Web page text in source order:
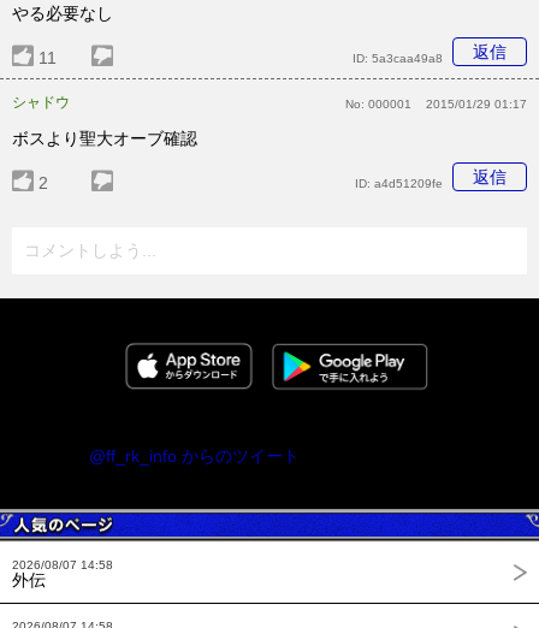
やる必要なし
11 返信
ID: 5a3caa49a8
シャドウ No: 000001 2015/01/29 01:17
ボスより聖大オーブ確認
2 返信
ID: a4d51209fe
コメントしよう...
@ff_rk_info からのツイート
2026/08/07 14:58
外伝